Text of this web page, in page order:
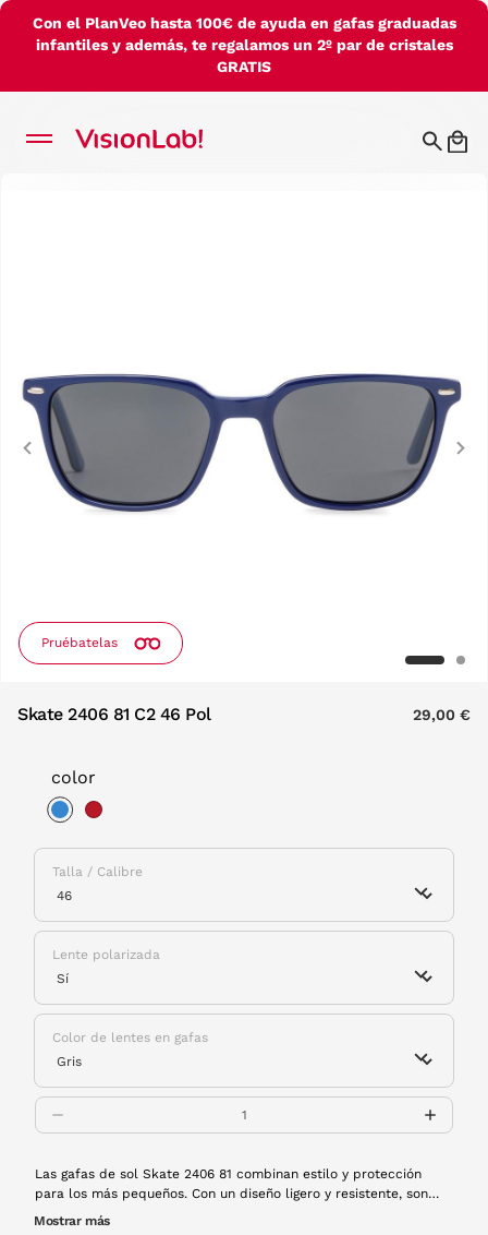
Con el PlanVeo hasta 100€ de ayuda en gafas graduadas
infantiles y además, te regalamos un 2º par de cristales
GRATIS
Pruébatelas
Previous
Skate 2406 81 C2 46 Pol 29,00 €
color
Talla / Calibre
Lente polarizada
Color de lentes en gafas
Las gafas de sol Skate 2406 81 combinan estilo y protección
para los más pequeños. Con un diseño ligero y resistente, son
ideales para acompañarles en todas sus aventuras al aire libre.
Mostrar más